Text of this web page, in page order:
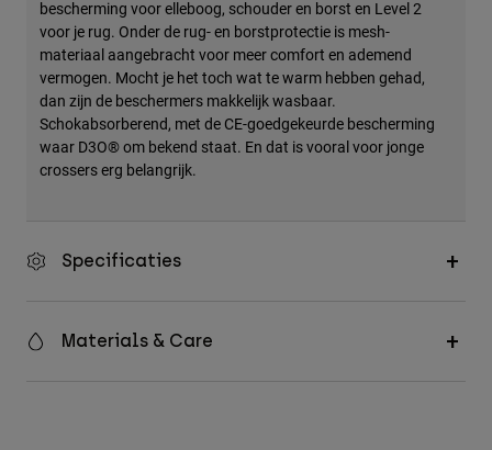
bescherming voor elleboog, schouder en borst en Level 2
voor je rug. Onder de rug- en borstprotectie is mesh-
materiaal aangebracht voor meer comfort en ademend
vermogen. Mocht je het toch wat te warm hebben gehad,
dan zijn de beschermers makkelijk wasbaar.
Schokabsorberend, met de CE-goedgekeurde bescherming
waar D3O® om bekend staat. En dat is vooral voor jonge
crossers erg belangrijk.
Specificaties
Materials & Care